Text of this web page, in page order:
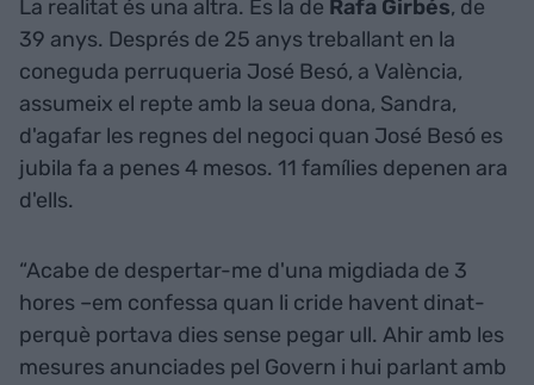
La realitat és una altra. És la de Rafa Girbés, de
39 anys. Després de 25 anys treballant en la
coneguda perruqueria José Besó, a València,
assumeix el repte amb la seua dona, Sandra,
d'agafar les regnes del negoci quan José Besó es
jubila fa a penes 4 mesos. 11 famílies depenen ara
d'ells.
“Acabe de despertar-me d'una migdiada de 3
hores –em confessa quan li cride havent dinat-
perquè portava dies sense pegar ull. Ahir amb les
mesures anunciades pel Govern i hui parlant amb